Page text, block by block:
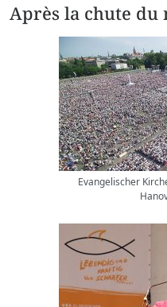
Après la chute
Evangelischer